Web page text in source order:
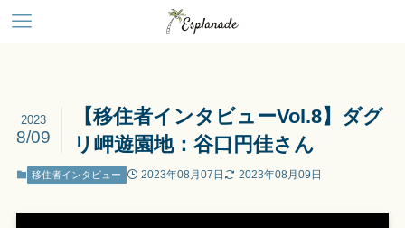
【移住者インタビューVol.8】ダグ
リ岬遊園地：谷口円佳さん
2023
8/09
移住者インタビュー 2023年08月07日 2023年08月09日